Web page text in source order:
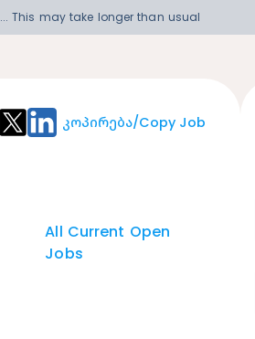
This may take longer than usual
Კოპირება/Copy Job
All Current Open
Jobs